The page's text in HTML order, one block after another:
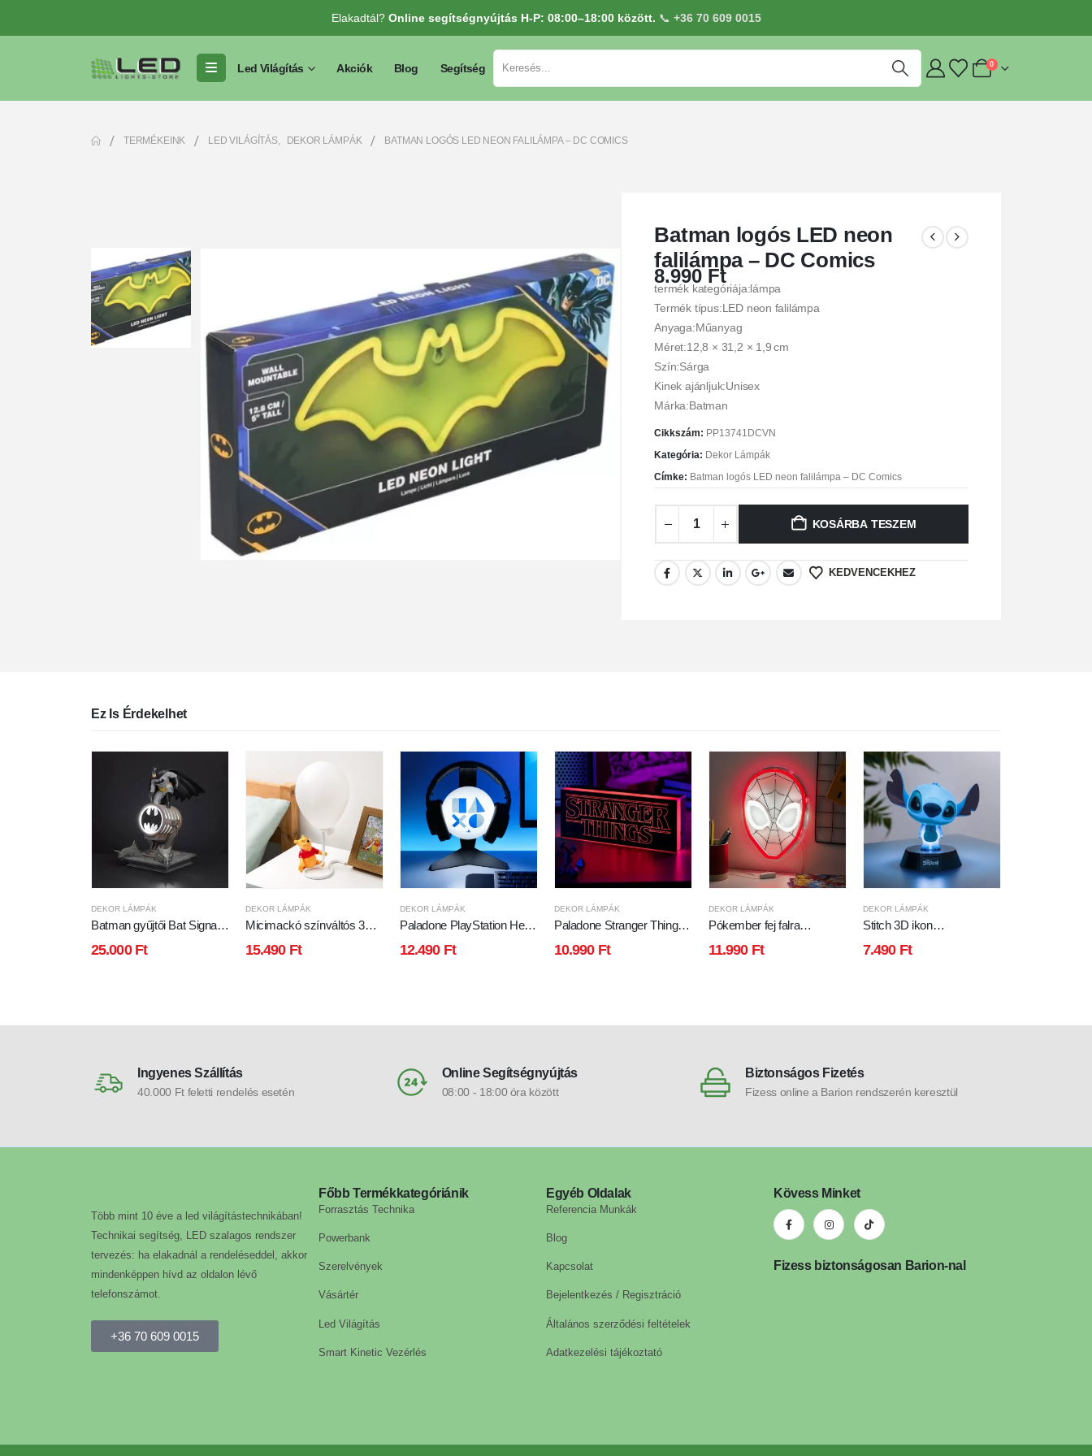
Elakadtál? Online segítségnyújtás H-P: 08:00–18:00 között. 📞 +36 70 609 0015
Led Világítás Akciók Blog Segítség 0
TERMÉKEINK LED VILÁGÍTÁS, DEKOR LÁMPÁK BATMAN LOGÓS LED NEON FALILÁMPA – DC COMICS
Batman logós LED neon
falilámpa – DC Comics
8.990 Ft
termék kategóriája:lámpa
Termék típus:LED neon falilámpa
Anyaga:Műanyag
Méret:12,8 × 31,2 × 1,9 cm
Szín:Sárga
Kinek ajánljuk:Unisex
Márka:Batman
Cikkszám: PP13741DCVN
Kategória: Dekor Lámpák
Címke: Batman logós LED neon falilámpa – DC Comics
KOSÁRBA TESZEM
KEDVENCEKHEZ
Ez Is Érdekelhet
DEKOR LÁMPÁK
Batman gyűjtői Bat Signal
25.000 Ft
DEKOR LÁMPÁK
Micimackó színváltós 3D
15.490 Ft
DEKOR LÁMPÁK
Paladone PlayStation Head
12.490 Ft
DEKOR LÁMPÁK
Paladone Stranger Things
10.990 Ft
DEKOR LÁMPÁK
Pókember fej falra
hangulatvilágítás
11.990 Ft
DEKOR LÁMPÁK
Stitch 3D ikon
7.490 Ft
Ingyenes Szállítás
40.000 Ft feletti rendelés esetén
Online Segítségnyújtás
08:00 - 18:00 óra között
Biztonságos Fizetés
Fizess online a Barion rendszerén keresztül
Több mint 10 éve a led világítástechnikában!
Technikai segítség, LED szalagos rendszer
tervezés: ha elakadnál a rendeléseddel, akkor
mindenképpen hívd az oldalon lévő
telefonszámot.
+36 70 609 0015
Főbb Termékkategóriánik
Forrasztás Technika
Powerbank
Szerelvények
Vásártér
Led Világítás
Smart Kinetic Vezérlés
Egyéb Oldalak
Referencia Munkák
Blog
Kapcsolat
Bejelentkezés / Regisztráció
Általános szerződési feltételek
Adatkezelési tájékoztató
Kövess Minket
Fizess biztonságosan Barion-nal